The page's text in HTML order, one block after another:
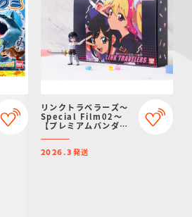
リンクトラベラーズ～
Special Film02～
【プレミアムバンダイ
2026.3 発送